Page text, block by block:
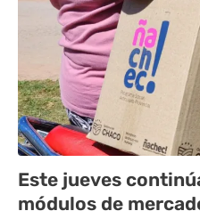
Este jueves
módulos de